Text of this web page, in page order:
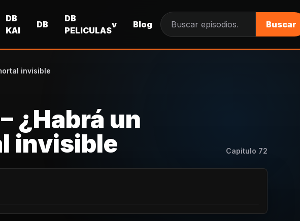
DB
KAI
DB
DB
PELICULAS
v Blog
Buscar episodios
Buscar
invisible
¿Habrá un
invisible
Capitulo 72